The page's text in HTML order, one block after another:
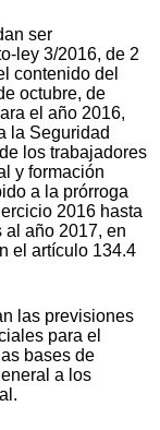
ser
ley 3/2016, de 2
contenido del
octubre, de
el año 2016,
la Seguridad
los trabajadores
y formación
a la prórroga
2016 hasta
al año 2017, en
el artículo 134.4
las previsiones
para el
bases de
a los